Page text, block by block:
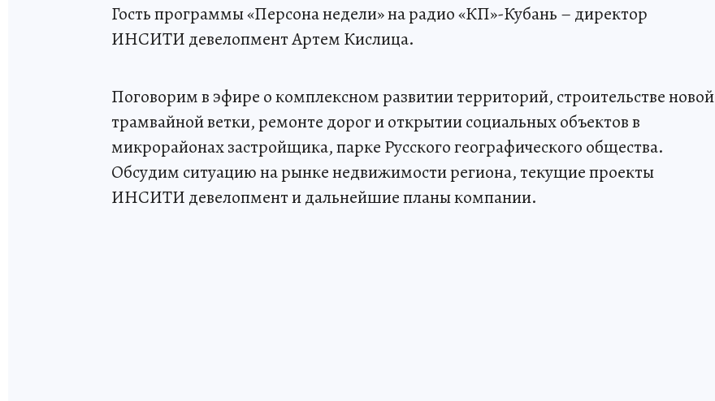
Гость программы «Персона недели» на радио «КП»-Кубань – директор
ИНСИТИ девелопмент Артем Кислица.
Поговорим в эфире о комплексном развитии территорий, строительстве новой
трамвайной ветки, ремонте дорог и открытии социальных объектов в
микрорайонах застройщика, парке Русского географического общества.
Обсудим ситуацию на рынке недвижимости региона, текущие проекты
ИНСИТИ девелопмент и дальнейшие планы компании.